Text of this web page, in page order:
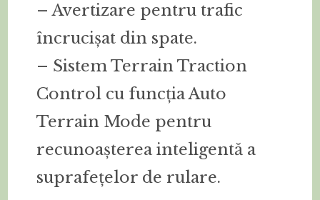
– Avertizare pentru trafic
încrucișat din spate.
– Sistem Terrain Traction
Control cu funcția Auto
Terrain Mode pentru
recunoașterea inteligentă a
suprafețelor de rulare.